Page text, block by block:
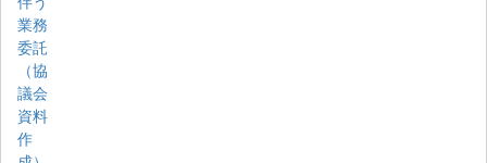
業務
委託
（協
議会
資料
作